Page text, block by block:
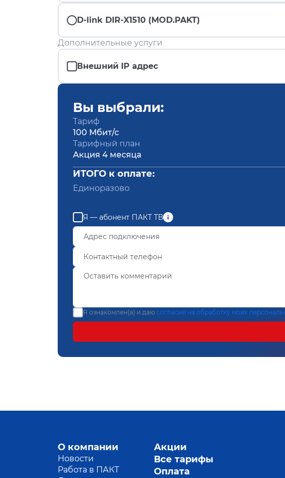
D-link DIR-X1510 (MOD.PAKT)
Дополнительные услуги
Внешний IP адрес
Вы выбрали:
Тариф
100 Мбит/с
Тарифный план
Акция 4 месяца
ИТОГО к оплате:
Единоразово
Я — абонент ПАКТ ТВ
Я ознакомлен(а) и даю согласие на обработку моих
О компании
Новости
Работа в ПАКТ
Акции
Все тарифы
Оплата